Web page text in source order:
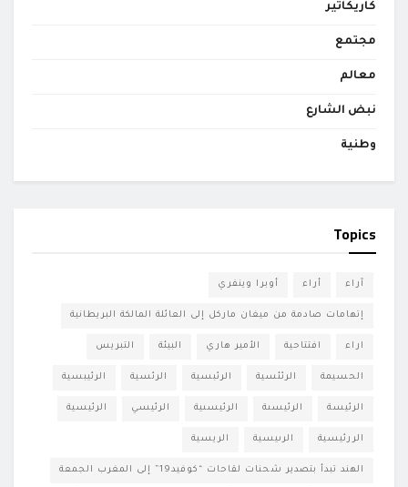
كاريكاتير
مجتمع
معالم
نبض الشارع
وطنية
Topics
آراء أراء أوبرا وينفري
إتهامات صادمة من ميغان ماركل إلى العائلة المالكة البريطانية
اراء افتتاحية الأمير هاري البيئة التبريس
الحسيمة الرئئسية الرئبسية الرئسية الرئيبسية
الرئيسة الرئيسىة الرئيسىية الرئيسي الرئيسية
الررئيسية الرىيسية الريسية
الهند تبدأ بتصدير شحنات لقاحات “كوفيد19” إلى المغرب الجمعة